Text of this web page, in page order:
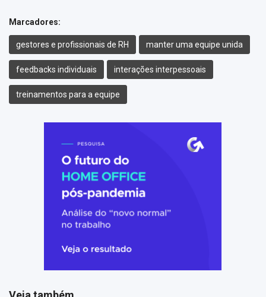
Marcadores:
gestores e profissionais de RH manter uma equipe unida
feedbacks individuais interações interpessoais
treinamentos para a equipe